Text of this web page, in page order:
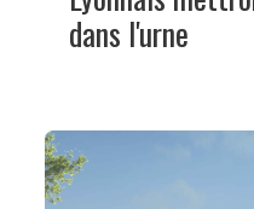
dans l'urne